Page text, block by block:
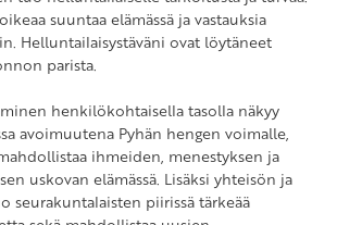
suuntaa elämässä ja vastauksia
Helluntailaisystäväni ovat löytäneet
parista.
henkilökohtaisella tasolla näkyy
avoimuutena Pyhän hengen voimalle,
ihmeiden, menestyksen ja
uskovan elämässä. Lisäksi yhteisön ja
seurakuntalaisten piirissä tärkeää